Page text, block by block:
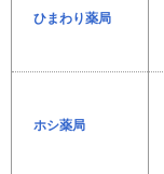
ひまわり薬局
ホシ薬局